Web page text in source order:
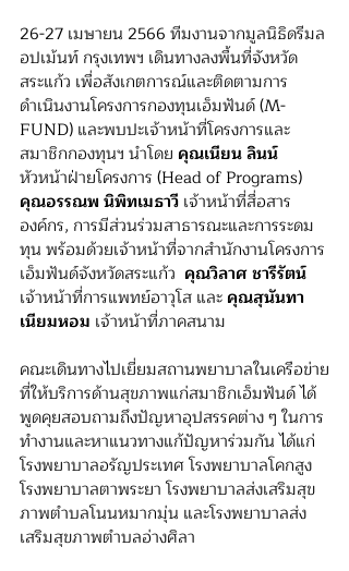
26-27 เมษายน 2566 ทีมงานจากมูลนิธิดรีมล
อปเม้นท์ กรุงเทพฯ เดินทางลงพื้นที่จังหวัด
สระแก้ว เพื่อสังเกตการณ์และติดตามการ
ดำเนินงานโครงการกองทุนเอ็มฟันด์ (M-
FUND) และพบปะเจ้าหน้าที่โครงการและ
สมาชิกกองทุนฯ นำโดย คุณเนียน ลินน์
หัวหน้าฝ่ายโครงการ (Head of Programs)
คุณอรรณพ นิพิทเมธาวี เจ้าหน้าที่สื่อสาร
องค์กร, การมีส่วนร่วมสาธารณะและการระดม
ทุน พร้อมด้วยเจ้าหน้าที่จากสำนักงานโครงการ
เอ็มฟันด์จังหวัดสระแก้ว คุณวิลาศ ชารีรัตน์
เจ้าหน้าที่การแพทย์อาวุโส และ คุณสุนันทา
เนียมหอม เจ้าหน้าที่ภาคสนาม
คณะเดินทางไปเยี่ยมสถานพยาบาลในเครือข่าย
ที่ให้บริการด้านสุขภาพแก่สมาชิกเอ็มฟันด์ ได้
พูดคุยสอบถามถึงปัญหาอุปสรรคต่าง ๆ ในการ
ทำงานและหาแนวทางแก้ปัญหาร่วมกัน ได้แก่
โรงพยาบาลอรัญประเทศ โรงพยาบาลโคกสูง
โรงพยาบาลตาพระยา โรงพยาบาลส่งเสริมสุข
ภาพตำบลโนนหมากมุ่น และโรงพยาบาลส่ง
เสริมสุขภาพตำบลอ่างศิลา